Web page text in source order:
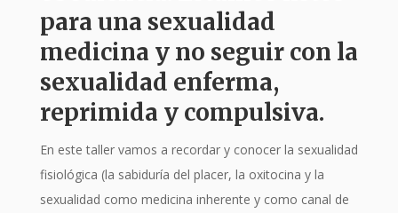
para una sexualidad
medicina y no seguir con la
sexualidad enferma,
reprimida y compulsiva.
En este taller vamos a recordar y conocer la sexualidad
fisiológica (la sabiduría del placer, la oxitocina y la
sexualidad como medicina inherente y como canal de